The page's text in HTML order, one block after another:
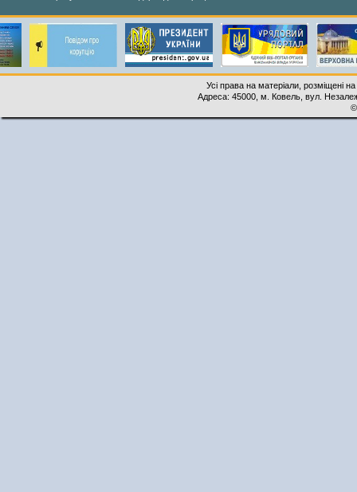
Усі права на матеріали, розміщені
Адреса: 45000, м. Ковель, вул.